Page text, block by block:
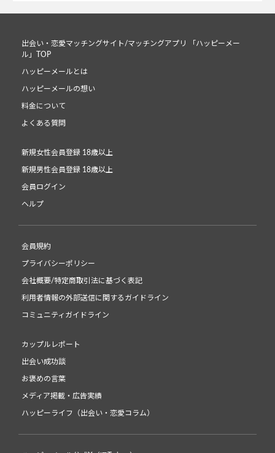
出会い・恋愛マッチングサイト/マッチングアプリ 「ハッピーメー
ル」TOP
ハッピーメールとは
ハッピーメールの想い
料金について
よくある質問
新規女性会員登録 18歳以上
新規男性会員登録 18歳以上
会員ログイン
ヘルプ
会員規約
プライバシーポリシー
会社概要/特定商取引法に基づく表記
利用者情報の外部送信に関するガイドライン
コミュニティガイドライン
カップルレポート
出会い成功談
お褒めの言葉
メディア掲載・広告実績
ハッピーライフ（出会い・恋愛コラム）